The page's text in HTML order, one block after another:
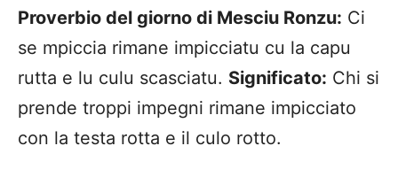
Proverbio del giorno di Mesciu Ronzu: Ci
se mpiccia rimane impicciatu cu la capu
rutta e lu culu scasciatu. Significato: Chi si
prende troppi impegni rimane impicciato
con la testa rotta e il culo rotto.